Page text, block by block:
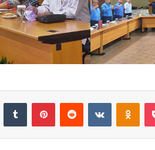
Tumblr PinterestReddit VKontakte